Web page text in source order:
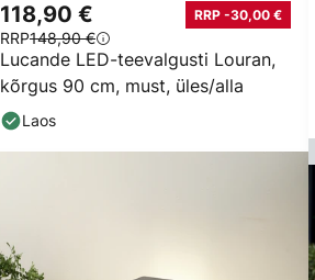
Lucande LED-teevalgusti Louran,
kõrgus 90 cm, must, üles/alla
118,90 € RRP -30,00 €
RRP148,90 €
Laos